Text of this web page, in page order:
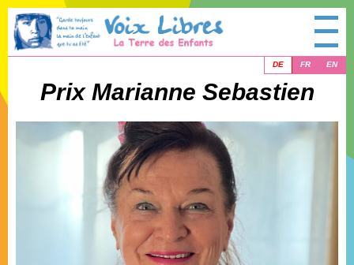
DE FR EN
Prix Marianne Sebastien